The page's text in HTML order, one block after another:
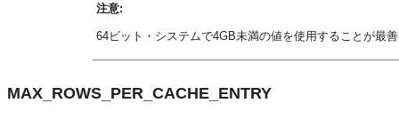
注意:
64ビット・システムで4GB未満の値を使用することが最
MAX_ROWS_PER_CACHE_ENTRY